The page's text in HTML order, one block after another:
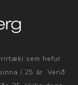
sem hefur
í 25 ár. Verið